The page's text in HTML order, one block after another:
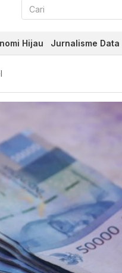
Hijau Jurnalisme Data
Terkini